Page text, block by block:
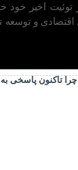
اخیر خود
و توسعه
چرا تاکنون پاسخی